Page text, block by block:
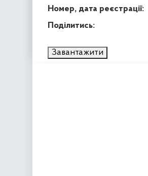
Номер, дата реєстрації:
Поділитись:
Завантажити